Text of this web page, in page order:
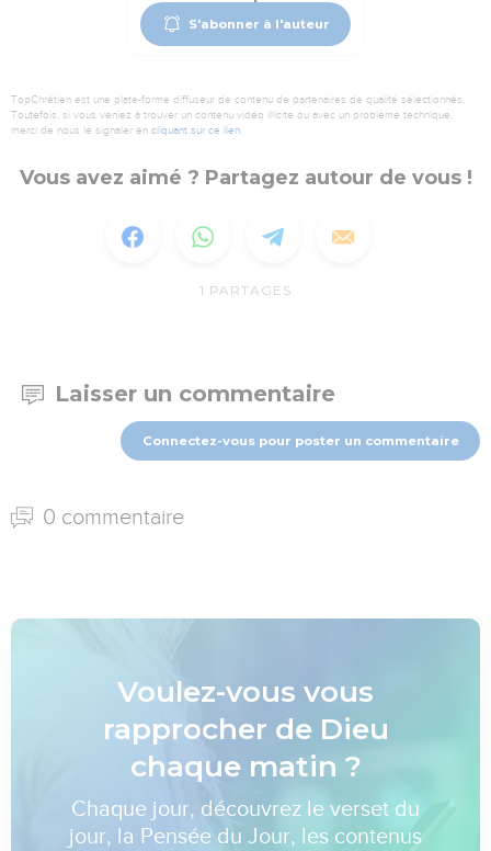
S'abonner à l'auteur
TopChrétien est une plate-forme diffuseur de contenu de partenaires de qualité sélectionnés.
Toutefois, si vous veniez à trouver un contenu vidéo illicite ou avec un problème technique,
merci de nous le signaler en cliquant sur ce lien.
Vous avez aimé ? Partagez autour de vous !
1 PARTAGES
Laisser un commentaire
Connectez-vous pour poster un commentaire
0 commentaire
Voulez-vous vous
rapprocher de Dieu
chaque matin ?
Chaque jour, découvrez le verset du
jour, la Pensée du Jour, les contenus